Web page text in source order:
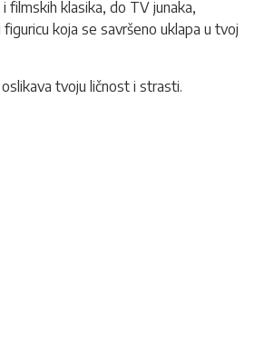
filmskih klasika, do TV junaka,
koja se savršeno uklapa u tvoj
tvoju ličnost i strasti.